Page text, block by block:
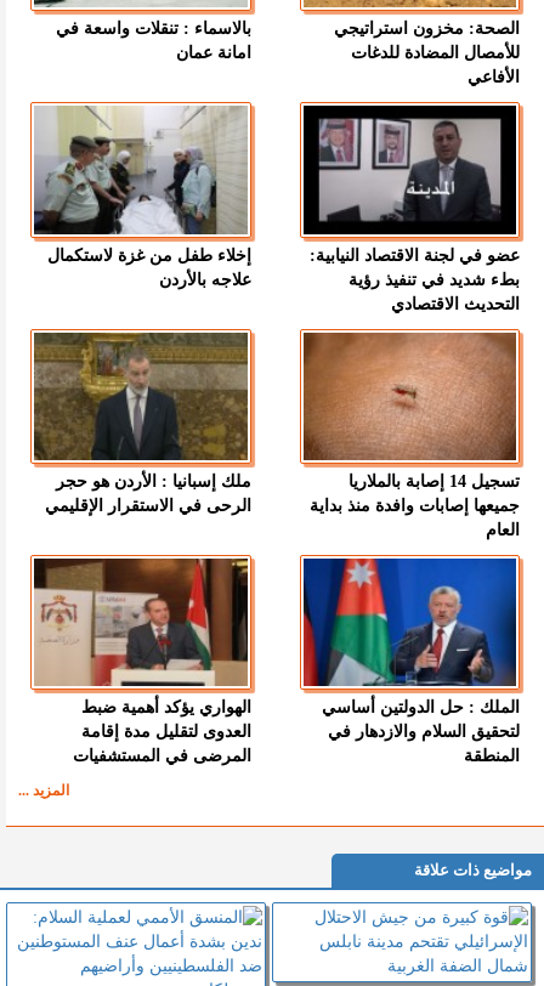
الصحة: مخزون استراتيجي
للأمصال المضادة للدغات
الأفاعي
بالاسماء : تنقلات واسعة في
امانة عمان
عضو في لجنة الاقتصاد النيابية:
بطء شديد في تنفيذ رؤية
التحديث الاقتصادي
إخلاء طفل من غزة لاستكمال
علاجه بالأردن
تسجيل 14 إصابة بالملاريا
جميعها إصابات وافدة منذ بداية
العام
ملك إسبانيا : الأردن هو حجر
الرحى في الاستقرار الإقليمي
الملك : حل الدولتين أساسي
لتحقيق السلام والازدهار في
المنطقة
الهواري يؤكد أهمية ضبط
العدوى لتقليل مدة إقامة
المرضى في المستشفيات
المزيد ...
مواضيع ذات علاقة